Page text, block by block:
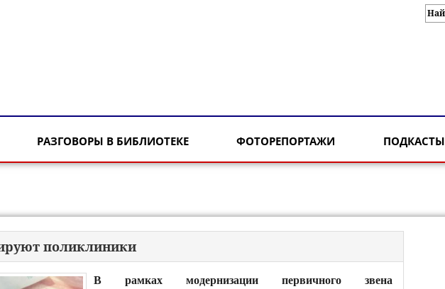
РАЗГОВОРЫ В БИБЛИОТЕКЕ ФОТОРЕПОРТАЖИ ПОДКАСТЫ
поликлиники
В рамках модернизации первичного звена